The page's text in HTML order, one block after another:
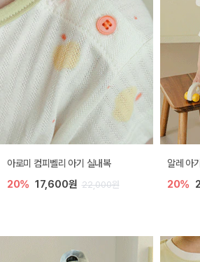
아로미 컴피벨리 아기 실내복
20% 17,600원 22,000원
알레 아
20%